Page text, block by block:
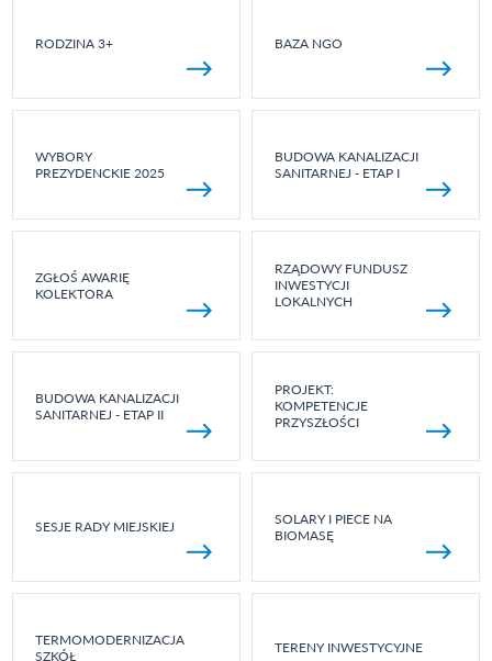
RODZINA 3+ BAZA NGO
WYBORY
PREZYDENCKIE 2025
BUDOWA KANALIZACJI
SANITARNEJ - ETAP I
ZGŁOŚ AWARIĘ
KOLEKTORA
RZĄDOWY FUNDUSZ
INWESTYCJI
LOKALNYCH
BUDOWA KANALIZACJI
SANITARNEJ - ETAP II
PROJEKT:
KOMPETENCJE
PRZYSZŁOŚCI
SESJE RADY MIEJSKIEJ
SOLARY I PIECE NA
BIOMASĘ
TERMOMODERNIZACJA
SZKÓŁ
TERENY INWESTYCYJNE